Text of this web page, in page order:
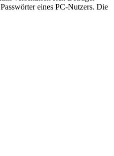
eines PC-Nutzers. Die